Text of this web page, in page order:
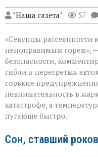
"Наша газета" 57
«Секунды рассеянности
непоправимым горем», —
безопасности,
гибли в перегретых
горькие
невнимательность в
катастрофе, а
пугающе быстро.
Сон, ставший